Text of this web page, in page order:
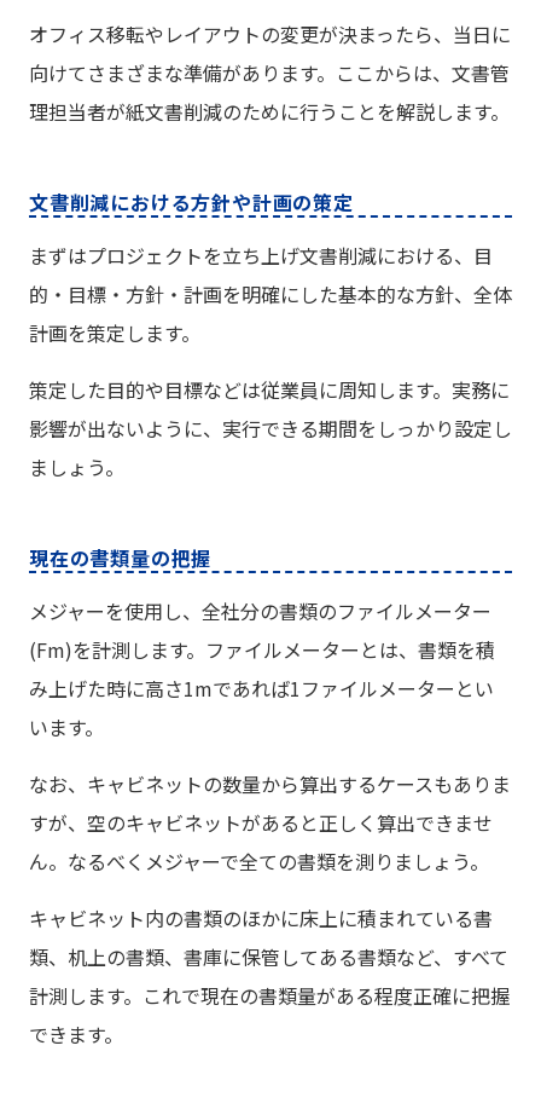
オフィス移転やレイアウトの変更が決まったら、当日に
向けてさまざまな準備があります。ここからは、文書管
理担当者が紙文書削減のために行うことを解説します。
文書削減における方針や計画の策定
まずはプロジェクトを立ち上げ文書削減における、目
的・目標・方針・計画を明確にした基本的な方針、全体
計画を策定します。
策定した目的や目標などは従業員に周知します。実務に
影響が出ないように、実行できる期間をしっかり設定し
ましょう。
現在の書類量の把握
メジャーを使用し、全社分の書類のファイルメーター
(Fm)を計測します。ファイルメーターとは、書類を積
み上げた時に高さ1mであれば1ファイルメーターとい
います。
なお、キャビネットの数量から算出するケースもありま
すが、空のキャビネットがあると正しく算出できませ
ん。なるべくメジャーで全ての書類を測りましょう。
キャビネット内の書類のほかに床上に積まれている書
類、机上の書類、書庫に保管してある書類など、すべて
計測します。これで現在の書類量がある程度正確に把握
できます。